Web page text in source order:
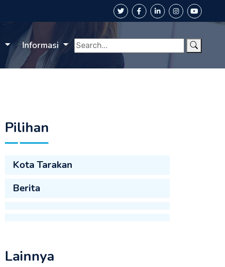
Informasi
Pilihan
Kota Tarakan
Berita
Lainnya